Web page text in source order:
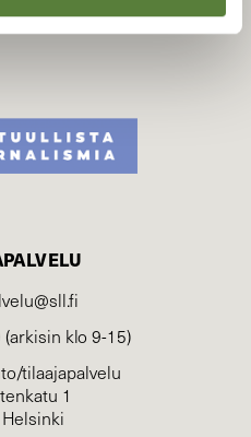
(arkisin klo 9-15)
tilaajapalvelu
1